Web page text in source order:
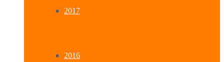
2017
2016